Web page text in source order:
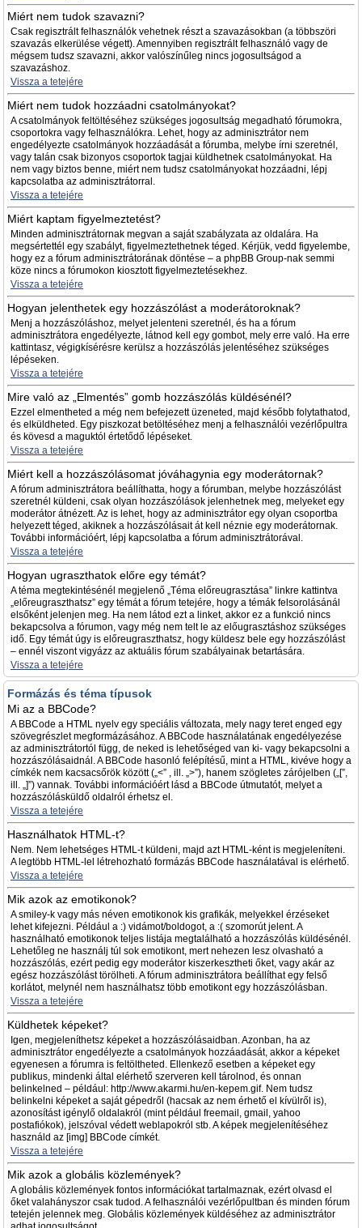
Miért nem tudok szavazni?
Csak regisztrált felhasználók vehetnek részt a szavazásokban (a többszöri
szavazás elkerülése végett). Amennyiben regisztrált felhasználó vagy de
mégsem tudsz szavazni, akkor valószínűleg nincs jogosultságod a
szavazáshoz.
Vissza a tetejére
Miért nem tudok hozzáadni csatolmányokat?
A csatolmányok feltöltéséhez szükséges jogosultság megadható fórumokra,
csoportokra vagy felhasználókra. Lehet, hogy az adminisztrátor nem
engedélyezte csatolmányok hozzáadását a fórumba, melybe írni szeretnél,
vagy talán csak bizonyos csoportok tagjai küldhetnek csatolmányokat. Ha
nem vagy biztos benne, miért nem tudsz csatolmányokat hozzáadni, lépj
kapcsolatba az adminisztrátorral.
Vissza a tetejére
Miért kaptam figyelmeztetést?
Minden adminisztrátornak megvan a saját szabályzata az oldalára. Ha
megsértettél egy szabályt, figyelmeztethetnek téged. Kérjük, vedd figyelembe,
hogy ez a fórum adminisztrátorának döntése – a phpBB Group-nak semmi
köze nincs a fórumokon kiosztott figyelmeztetésekhez.
Vissza a tetejére
Hogyan jelenthetek egy hozzászólást a moderátoroknak?
Menj a hozzászóláshoz, melyet jelenteni szeretnél, és ha a fórum
adminisztrátora engedélyezte, látnod kell egy gombot, mely erre való. Ha erre
kattintasz, végigkísérésre kerülsz a hozzászólás jelentéséhez szükséges
lépéseken.
Vissza a tetejére
Mire való az „Elmentés” gomb hozzászólás küldésénél?
Ezzel elmentheted a még nem befejezett üzeneted, majd később folytathatod,
és elküldheted. Egy piszkozat betöltéséhez menj a felhasználói vezérlőpultra
és kövesd a maguktól értetődő lépéseket.
Vissza a tetejére
Miért kell a hozzászólásomat jóváhagynia egy moderátornak?
A fórum adminisztrátora beállíthatta, hogy a fórumban, melybe hozzászólást
szeretnél küldeni, csak olyan hozzászólások jelenhetnek meg, melyeket egy
moderátor átnézett. Az is lehet, hogy az adminisztrátor egy olyan csoportba
helyezett téged, akiknek a hozzászólásait át kell néznie egy moderátornak.
További információért, lépj kapcsolatba a fórum adminisztrátorával.
Vissza a tetejére
Hogyan ugraszthatok előre egy témát?
A téma megtekintésénél megjelenő „Téma előreugrasztása” linkre kattintva
„előreugraszthatsz” egy témát a fórum tetejére, hogy a témák felsorolásánál
elsőként jelenjen meg. Ha nem látod ezt a linket, akkor ez a funkció nincs
bekapcsolva a fórumon, vagy még nem telt le az előugrasztáshoz szükséges
idő. Egy témát úgy is előreugraszthatsz, hogy küldesz bele egy hozzászólást
– ennél viszont vigyázz az aktuális fórum szabályainak betartására.
Vissza a tetejére
Formázás és téma típusok
Mi az a BBCode?
A BBCode a HTML nyelv egy speciális változata, mely nagy teret enged egy
szövegrészlet megformázásához. A BBCode használatának engedélyezése
az adminisztrátortól függ, de neked is lehetőséged van ki- vagy bekapcsolni a
hozzászólásaidnál. A BBCode hasonló felépítésű, mint a HTML, kivéve hogy a
címkék nem kacsacsőrök között („<” , ill. „>”), hanem szögletes zárójelben („[”,
ill. „]”) vannak. További információért lásd a BBCode útmutatót, melyet a
hozzászólásküldő oldalról érhetsz el.
Vissza a tetejére
Használhatok HTML-t?
Nem. Nem lehetséges HTML-t küldeni, majd azt HTML-ként is megjeleníteni.
A legtöbb HTML-lel létrehozható formázás BBCode használatával is elérhető.
Vissza a tetejére
Mik azok az emotikonok?
A smiley-k vagy más néven emotikonok kis grafikák, melyekkel érzéseket
lehet kifejezni. Például a :) vidámot/boldogot, a :( szomorút jelent. A
használható emotikonok teljes listája megtalálható a hozzászólás küldésénél.
Lehetőleg ne használj túl sok emotikont, mert nehezen lesz olvasható a
hozzászólás, ezért pedig egy moderátor kiszerkesztheti őket, vagy akár az
egész hozzászólást törölheti. A fórum adminisztrátora beállíthat egy felső
korlátot, melynél nem használhatsz több emotikont egy hozzászólásban.
Vissza a tetejére
Küldhetek képeket?
Igen, megjeleníthetsz képeket a hozzászólásaidban. Azonban, ha az
adminisztrátor engedélyezte a csatolmányok hozzáadását, akkor a képeket
egyenesen a fórumra is feltöltheted. Ellenkező esetben a képeket egy
publikus, mindenki által elérhető szerveren kell tárolnod, és onnan
belinkelned – például: http://www.akarmi.hu/en-kepem.gif. Nem tudsz
belinkelni képeket a saját gépedről (hacsak az nem érhető el kívülről is),
azonosítást igénylő oldalakról (mint például freemail, gmail, yahoo
postafiókok), jelszóval védett weblapokról stb. A képek megjelenítéséhez
használd az [img] BBCode címkét.
Vissza a tetejére
Mik azok a globális közlemények?
A globális közlemények fontos információkat tartalmaznak, ezért olvasd el
őket valahányszor csak tudod. A felhasználói vezérlőpultban és minden fórum
tetején jelennek meg. Globális közlemények küldéséhez az adminisztrátor